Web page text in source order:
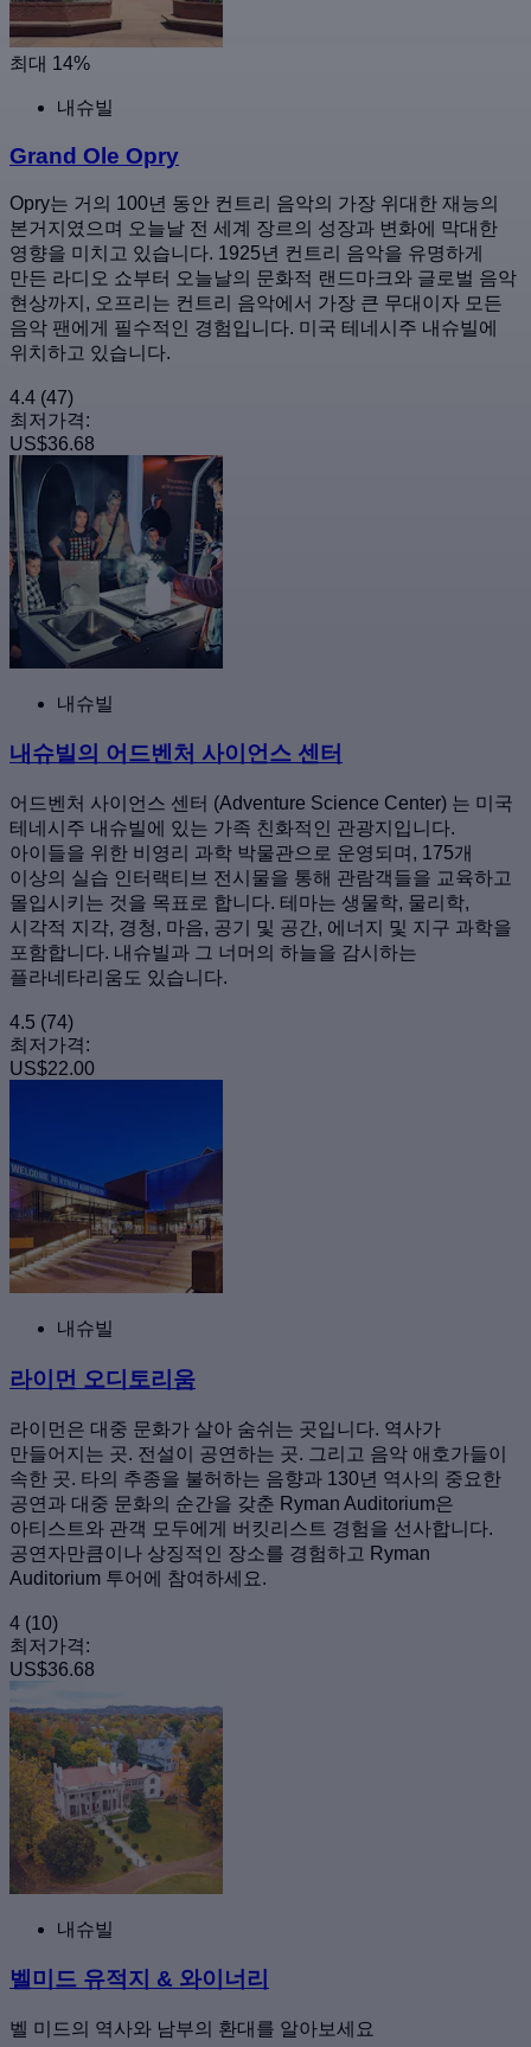
최대 14%
내슈빌
Grand Ole Opry
Opry는 거의 100년 동안 컨트리 음악의 가장 위대한 재능의
본거지였으며 오늘날 전 세계 장르의 성장과 변화에 막대한
영향을 미치고 있습니다. 1925년 컨트리 음악을 유명하게
만든 라디오 쇼부터 오늘날의 문화적 랜드마크와 글로벌 음악
현상까지, 오프리는 컨트리 음악에서 가장 큰 무대이자 모든
음악 팬에게 필수적인 경험입니다. 미국 테네시주 내슈빌에
위치하고 있습니다.
4.4 (47)
최저가격:
US$36.68
내슈빌
내슈빌의 어드벤처 사이언스 센터
어드벤처 사이언스 센터 (Adventure Science Center) 는 미국
테네시주 내슈빌에 있는 가족 친화적인 관광지입니다.
아이들을 위한 비영리 과학 박물관으로 운영되며, 175개
이상의 실습 인터랙티브 전시물을 통해 관람객들을 교육하고
몰입시키는 것을 목표로 합니다. 테마는 생물학, 물리학,
시각적 지각, 경청, 마음, 공기 및 공간, 에너지 및 지구 과학을
포함합니다. 내슈빌과 그 너머의 하늘을 감시하는
플라네타리움도 있습니다.
4.5 (74)
최저가격:
US$22.00
내슈빌
라이먼 오디토리움
라이먼은 대중 문화가 살아 숨쉬는 곳입니다. 역사가
만들어지는 곳. 전설이 공연하는 곳. 그리고 음악 애호가들이
속한 곳. 타의 추종을 불허하는 음향과 130년 역사의 중요한
공연과 대중 문화의 순간을 갖춘 Ryman Auditorium은
아티스트와 관객 모두에게 버킷리스트 경험을 선사합니다.
공연자만큼이나 상징적인 장소를 경험하고 Ryman
Auditorium 투어에 참여하세요.
4 (10)
최저가격:
US$36.68
내슈빌
벨미드 유적지 & 와이너리
벨 미드의 역사와 남부의 환대를 알아보세요